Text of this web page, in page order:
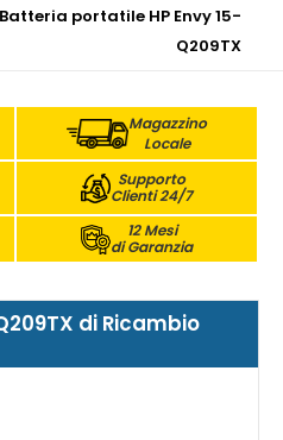
Batteria portatile HP Envy 15-
Q209TX
Magazzino
Locale
Supporto
Clienti 24/7
12 Mesi
di Garanzia
di Ricambio